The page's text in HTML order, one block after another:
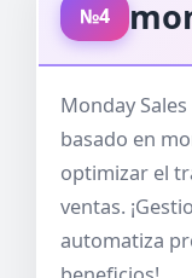
№4
Monday
basado en
optimizar el
ventas.
automatiza